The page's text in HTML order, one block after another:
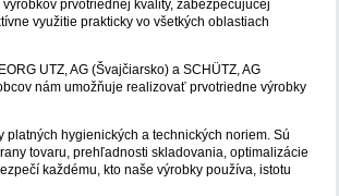
prvotriednej kvality, zabezpečujúcej
využitie prakticky vo všetkých oblastiach
UTZ, AG (Švajčiarsko) a SCHÜTZ, AG
nám umožňuje realizovať prvotriedne výrobky
hygienických a technických noriem. Sú
tovaru, prehľadnosti skladovania, optimalizácie
každému, kto naše výrobky používa, istotu